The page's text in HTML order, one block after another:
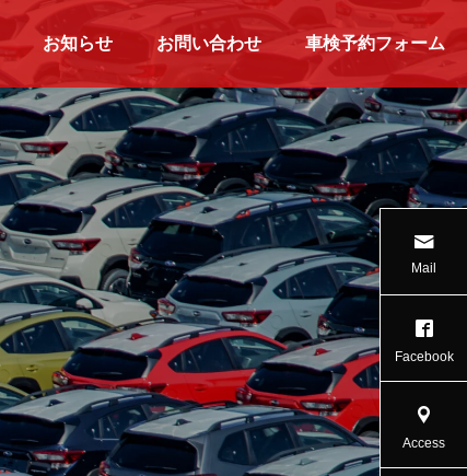
お知らせ お問い合わせ 車検予約フォーム
Mail
Facebook
Access